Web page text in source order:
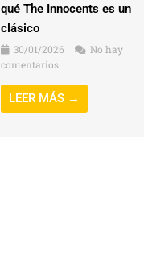
qué The Innocents es un
clásico
30/01/2026
No hay
comentarios
LEER MÁS →